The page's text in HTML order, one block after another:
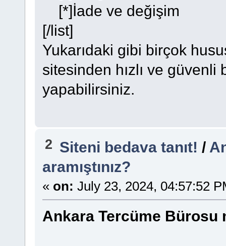
[*]İade ve değişim
[/list]
Yukarıdaki gibi birçok
sitesinden hızlı ve
yapabilirsiniz.
2 Siteni bedava tanıt! /
aramıştınız?
« on: July 23, 2024, 04:57:52
Ankara Tercüme Bürosu